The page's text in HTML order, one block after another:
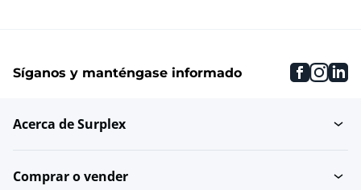
Síganos y manténgase informado
Acerca de Surplex
Comprar o vender